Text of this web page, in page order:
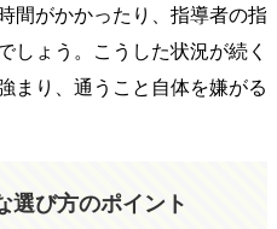
間がかかったり、指導者の指
しょう。こうした状況が続く
まり、通うこと自体を嫌がる
選び方のポイント